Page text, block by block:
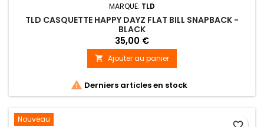
MARQUE: TLD
TLD CASQUETTE HAPPY DAYZ FLAT BILL SNAPBACK -
BLACK
35,00 €
 Ajouter au panier
 Derniers articles en stock
Nouveau